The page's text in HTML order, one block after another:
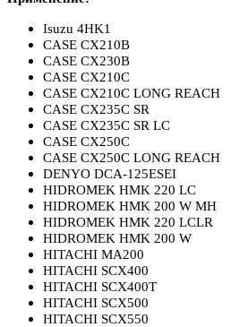
Isuzu 4HK1
CASE CX210B
CASE CX230B
CASE CX210C
CASE CX210C LONG REACH
CASE CX235C SR
CASE CX235C SR LC
CASE CX250C
CASE CX250C LONG REACH
DENYO DCA-125ESEI
HIDROMEK HMK 220 LC
HIDROMEK HMK 200 W MH
HIDROMEK HMK 220 LCLR
HIDROMEK HMK 200 W
HITACHI MA200
HITACHI SCX400
HITACHI SCX400T
HITACHI SCX500
HITACHI SCX550